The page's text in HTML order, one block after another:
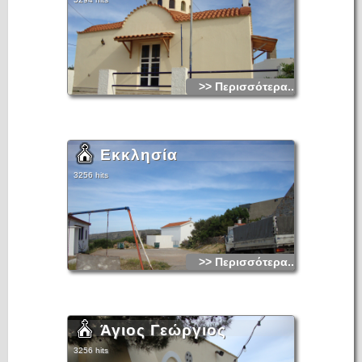
>> Περισσότερα...
Εκκλησία
3256 hits
>> Περισσότερα...
Άγιος Γεώργιος
3256 hits